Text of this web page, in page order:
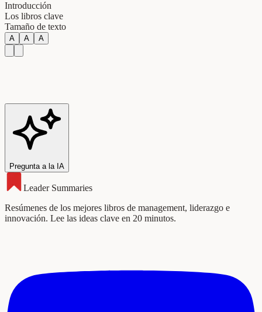
Introducción
Los libros clave
Tamaño de texto
A A A
Pregunta a la IA
Leader Summaries
Resúmenes de los mejores libros de management, liderazgo e
innovación. Lee las ideas clave en 20 minutos.